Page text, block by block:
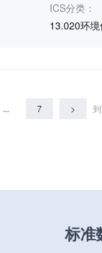
ICS分类：
13.020环境
... 7 >
标准